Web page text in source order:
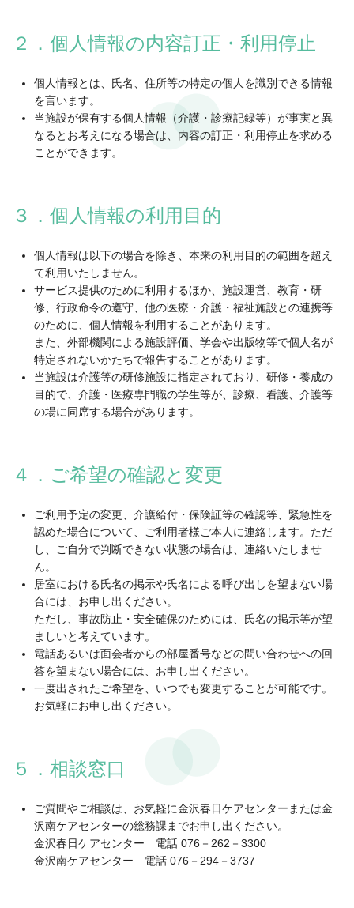
２．個人情報の内容訂正・利用停止
個人情報とは、氏名、住所等の特定の個人を識別できる情報
を言います。
当施設が保有する個人情報（介護・診療記録等）が事実と異
なるとお考えになる場合は、内容の訂正・利用停止を求める
ことができます。
３．個人情報の利用目的
個人情報は以下の場合を除き、本来の利用目的の範囲を超え
て利用いたしません。
サービス提供のために利用するほか、施設運営、教育・研
修、行政命令の遵守、他の医療・介護・福祉施設との連携等
のために、個人情報を利用することがあります。
また、外部機関による施設評価、学会や出版物等で個人名が
特定されないかたちで報告することがあります。
当施設は介護等の研修施設に指定されており、研修・養成の
目的で、介護・医療専門職の学生等が、診療、看護、介護等
の場に同席する場合があります。
４．ご希望の確認と変更
ご利用予定の変更、介護給付・保険証等の確認等、緊急性を
認めた場合について、ご利用者様ご本人に連絡します。ただ
し、ご自分で判断できない状態の場合は、連絡いたしませ
ん。
居室における氏名の掲示や氏名による呼び出しを望まない場
合には、お申し出ください。
ただし、事故防止・安全確保のためには、氏名の掲示等が望
ましいと考えています。
電話あるいは面会者からの部屋番号などの問い合わせへの回
答を望まない場合には、お申し出ください。
一度出されたご希望を、いつでも変更することが可能です。
お気軽にお申し出ください。
５．相談窓口
ご質問やご相談は、お気軽に金沢春日ケアセンターまたは金
沢南ケアセンターの総務課までお申し出ください。
金沢春日ケアセンター 電話 076－262－3300
金沢南ケアセンター 電話 076－294－3737